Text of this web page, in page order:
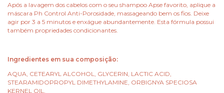
Após a lavagem dos cabelos com o seu shampoo Apse favorito, aplique a
máscara Ph Control Anti-Porosidade, massageando bem os fios. Deixe
agir por 3 a 5 minutos e enxágue abundantemente. Esta fórmula possui
também propriedades condicionantes.
Ingredientes em sua composição:
AQUA, CETEARYL ALCOHOL, GLYCERIN, LACTIC ACID,
STEARAMIDOPROPYL DIMETHYLAMINE, ORBIGNYA SPECIOSA
KERNEL OIL,